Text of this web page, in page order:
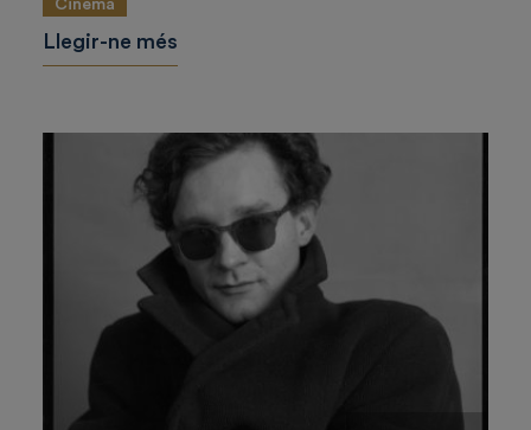
Cinema
Llegir-ne més